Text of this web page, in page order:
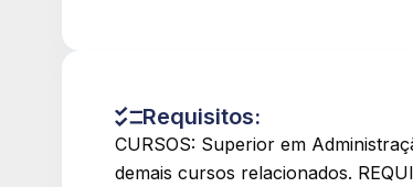
Requisitos:
CURSOS: Superior em
demais cursos relacionados.